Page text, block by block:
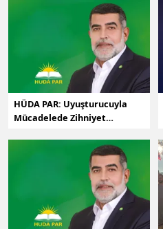
HÜDA PAR: Uyuşturucuyla
Mücadelede Zihniyet